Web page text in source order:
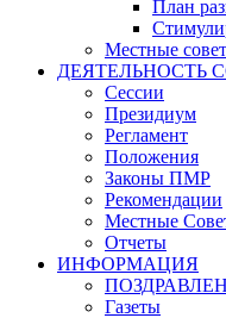
План
Местные
ДЕЯТЕЛЬНОСТЬ
Сессии
Президиум
Регламент
Положения
Законы ПМР
Рекомендации
Местные
Отчеты
ИНФОРМАЦИЯ
Газеты